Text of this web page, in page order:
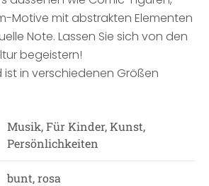
Motive mit abstrakten Elementen
Note. Lassen Sie sich von den
begeistern!
ist in verschiedenen Größen
Musik, Für Kinder, Kunst,
Persönlichkeiten
bunt, rosa